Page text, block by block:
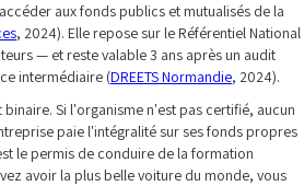
aux fonds publics et mutualisés de la
, 2024). Elle repose sur le Référentiel National
— et reste valable 3 ans après un audit
intermédiaire (DREETS Normandie, 2024).
Si l'organisme n'est pas certifié, aucun
paie l'intégralité sur ses fonds propres
le permis de conduire de la formation
avoir la plus belle voiture du monde, vous